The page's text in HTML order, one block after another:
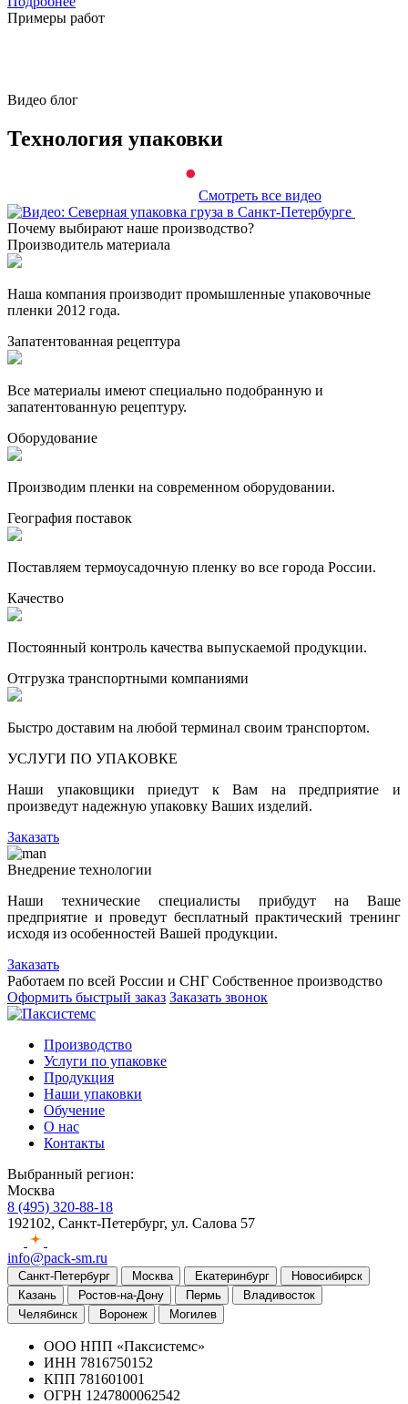
Примеры работ
Видео блог
Технология упаковки
Смотреть все видео
Почему выбирают наше производство?
Производитель материала
Наша компания производит промышленные упаковочные
пленки 2012 года.
Запатентованная рецептура
Все материалы имеют специально подобранную и
запатентованную рецептуру.
Оборудование
Производим пленки на современном оборудовании.
География поставок
Поставляем термоусадочную пленку во все города России.
Качество
Постоянный контроль качества выпускаемой продукции.
Отгрузка транспортными компаниями
Быстро доставим на любой терминал своим транспортом.
УСЛУГИ ПО УПАКОВКЕ
Наши упаковщики приедут к Вам на предприятие и
произведут надежную упаковку Ваших изделий.
Заказать
Внедрение технологии
Наши технические специалисты прибудут на Ваше
предприятие и проведут бесплатный практический тренинг
исходя из особенностей Вашей продукции.
Заказать
Работаем по всей России и СНГ Собственное производство
Оформить быстрый заказ Заказать звонок
Производство
Услуги по упаковке
Продукция
Наши упаковки
Обучение
О нас
Контакты
Выбранный регион:
Москва
8 (495) 320-88-18
192102, Санкт-Петербург, ул. Салова 57
info@pack-sm.ru
Санкт-Петербург Москва Екатеринбург
Новосибирск
Казань
Ростов-на-Дону Пермь
Владивосток
Челябинск
Воронеж Могилев
ООО НПП «Паксистемс»
ИНН 7816750152
КПП 781601001
ОГРН 1247800062542